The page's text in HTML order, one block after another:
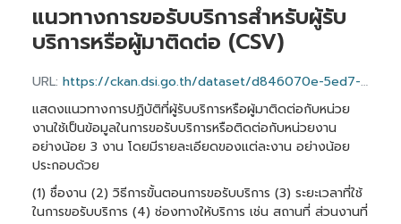
แนวทางการขอรับบริการสำหรับผู้รับ
บริการหรือผู้มาติดต่อ (CSV)
URL: https://ckan.dsi.go.th/dataset/d846070e-5ed7-4b32-9fdc-b6f14f87690c/resource/7c8eb60a-02fd-4ba6-a433-3daed813c890/download/requesting_service_05.csv
แสดงแนวทางการปฏิบัติที่ผู้รับบริการหรือผู้มาติดต่อกับหน่วย
งานใช้เป็นข้อมูลในการขอรับบริการหรือติดต่อกับหน่วยงาน
อย่างน้อย 3 งาน โดยมีรายละเอียดของแต่ละงาน อย่างน้อย
ประกอบด้วย
(1) ชื่องาน (2) วิธีการขั้นตอนการขอรับบริการ (3) ระยะเวลาที่ใช้
ในการขอรับบริการ (4) ช่องทางให้บริการ เช่น สถานที่ ส่วนงานที่